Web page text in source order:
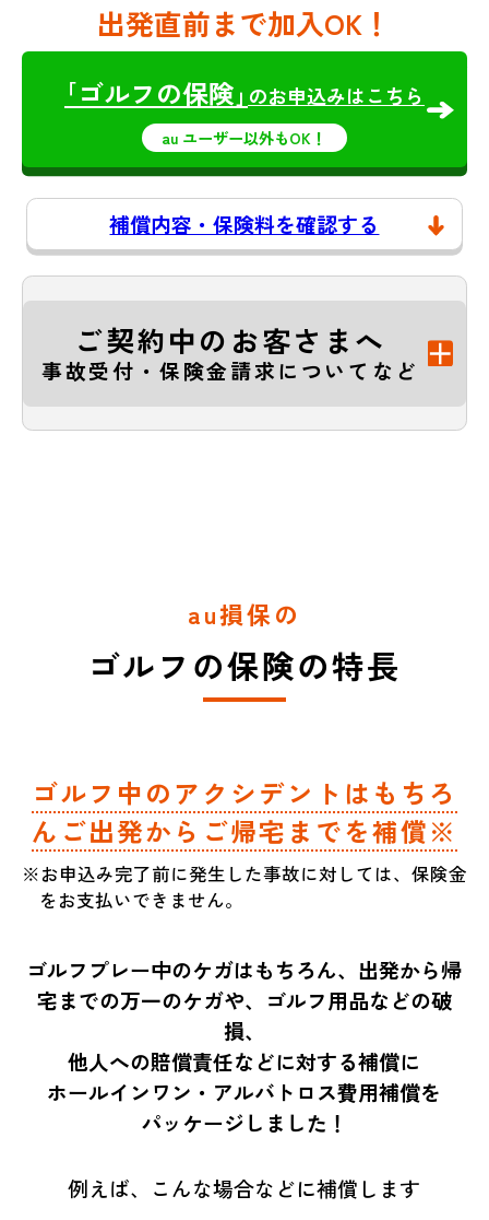
出発直前まで加入OK！
｢ゴルフの保険｣ のお申込みはこちら
au ユーザー以外もOK！
補償内容・保険料を確認する
ご契約中のお客さまへ
事故受付・保険金請求についてなど
au損保の
ゴルフの保険の特長
ゴルフ中のアクシデントはもちろ
んご出発からご帰宅までを補償※
※お申込み完了前に発生した事故に対しては、保険金
をお支払いできません。
ゴルフプレー中のケガはもちろん、出発から帰
宅までの万一のケガや、ゴルフ用品などの破
損、
他人への賠償責任などに対する補償に
ホールインワン・アルバトロス費用補償を
パッケージしました！
例えば、こんな場合などに補償します